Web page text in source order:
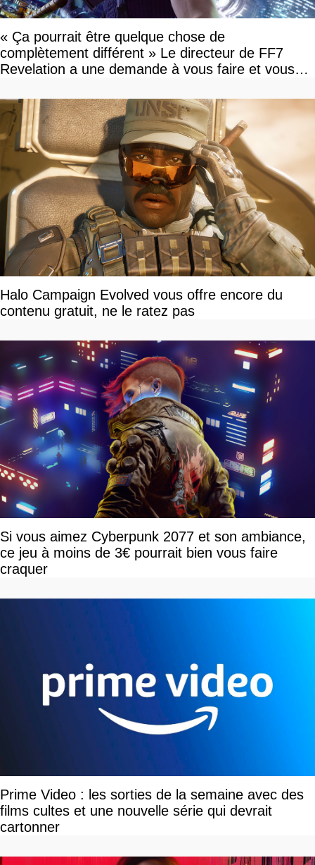
« Ça pourrait être quelque chose de
complètement différent » Le directeur de FF7
Revelation a une demande à vous faire et vous
Halo Campaign Evolved vous offre encore du
contenu gratuit, ne le ratez pas
Si vous aimez Cyberpunk 2077 et son ambiance,
ce jeu à moins de 3€ pourrait bien vous faire
craquer
Prime Video : les sorties de la semaine avec des
films cultes et une nouvelle série qui devrait
cartonner